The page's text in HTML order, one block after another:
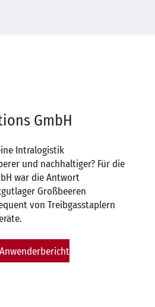
GmbH
Intralogistik
und nachhaltiger? Für die
war die Antwort
Großbeeren
von Treibgasstaplern